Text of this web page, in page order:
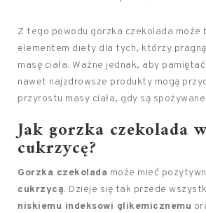
Z tego powodu gorzka czekolada może
elementem diety dla tych, którzy
masę ciała. Ważne jednak, aby
nawet najzdrowsze produkty mogą
przyrostu masy ciała, gdy są
Jak gorzka czekolada
cukrzycę?
Gorzka czekolada może mieć
cukrzycą. Dzieje się tak przede
niskiemu indeksowi glikemicznemu